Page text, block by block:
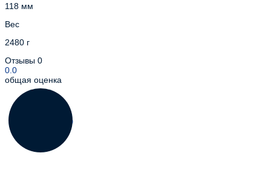
118 мм
Вес
2480 г
Отзывы 0
0.0
общая оценка